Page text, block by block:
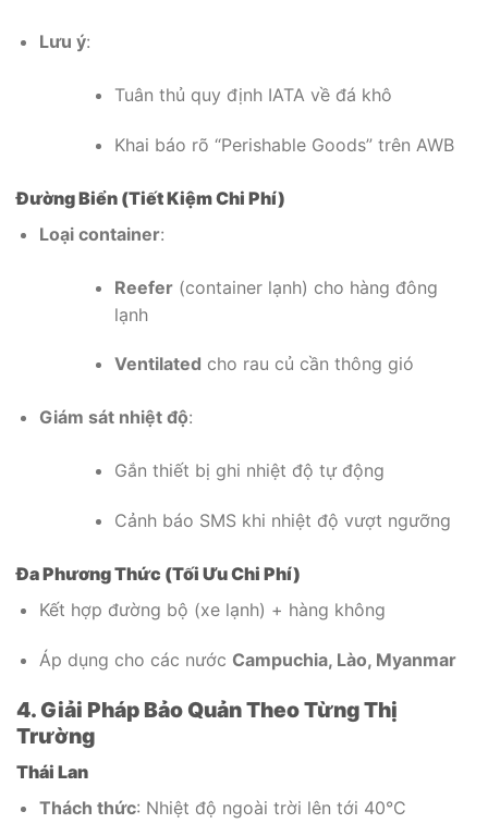
Lưu ý:
Tuân thủ quy định IATA về đá khô
Khai báo rõ “Perishable Goods” trên AWB
Đường Biển (Tiết Kiệm Chi Phí)
Loại container:
Reefer(container lạnh) cho hàng đông
lạnh
Ventilated cho rau củ cần thông gió
Giám sát nhiệt độ:
Gắn thiết bị ghi nhiệt độ tự động
Cảnh báo SMS khi nhiệt độ vượt ngưỡng
Đa Phương Thức (Tối Ưu Chi Phí)
Kết hợp đường bộ (xe lạnh) + hàng không
Áp dụng cho các nước Campuchia, Lào, Myanmar
4. Giải Pháp Bảo Quản Theo Từng Thị
Trường
Thái Lan
Thách thức: Nhiệt độ ngoài trời lên tới 40°C